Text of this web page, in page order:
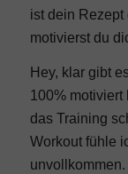
ist dein
motivierst du
Hey, klar gibt
100% motiviert
das Training
Workout fühle